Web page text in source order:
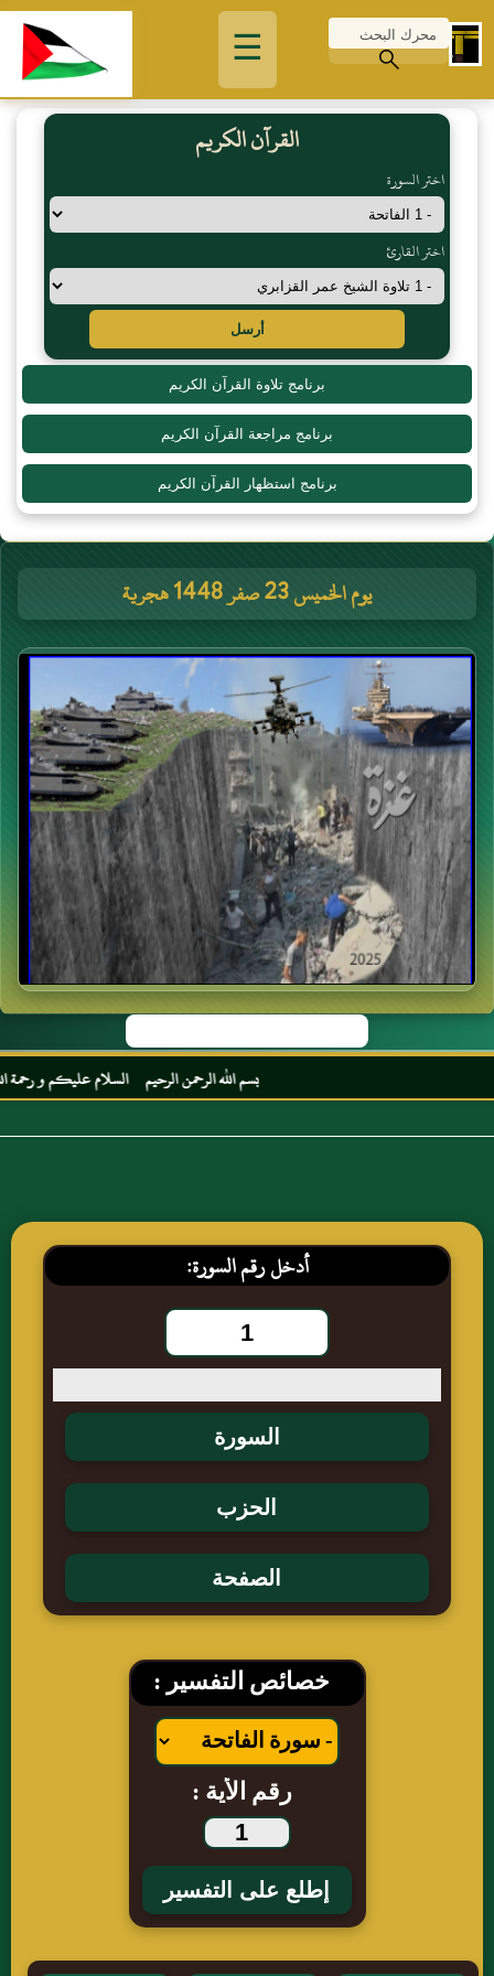
☰
القرآن الكريم
اختر السورة
اختر القارئ
أرسل
برنامج تلاوة القرآن الكريم
برنامج مراجعة القرآن الكريم
برنامج استظهار القرآن الكريم
يوم الخميس 23 صفر 1448 هجرية
بسم الله الرحمن الرحيم السلام عليكم و رحمة
أدخل رقم السورة:
خصائص التفسير :
رقم الأية :